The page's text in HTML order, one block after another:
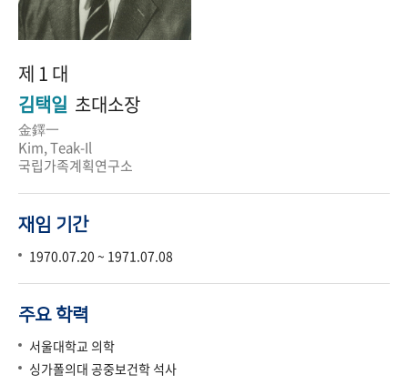
제 1 대
김택일 초대소장
金鐸一
Kim, Teak-Il
국립가족계획연구소
재임 기간
1970.07.20 ~ 1971.07.08
주요 학력
서울대학교 의학
싱가폴의대 공중보건학 석사